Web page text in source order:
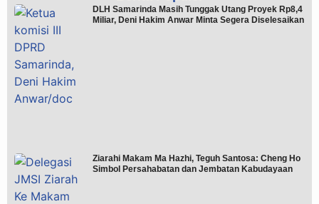
DLH Samarinda Masih Tunggak Utang Proyek Rp8,4
Miliar, Deni Hakim Anwar Minta Segera Diselesaikan
Ziarahi Makam Ma Hazhi, Teguh Santosa: Cheng Ho
Simbol Persahabatan dan Jembatan Kabudayaan